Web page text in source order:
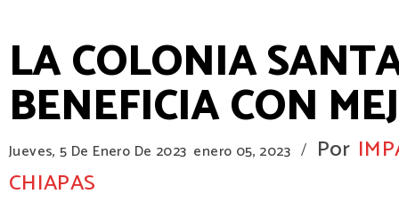
LA COLONIA
BENEFICIA CON
Jueves, 5 De Enero De 2023 enero 05, 2023 / Por
CHIAPAS